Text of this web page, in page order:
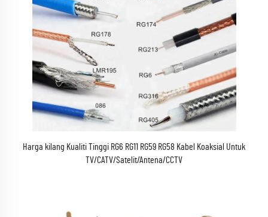
Harga kilang Kualiti Tinggi RG6 RG11 RG59 RG58 Kabel Koaksial Untuk
TV/CATV/Satelit/Antena/CCTV